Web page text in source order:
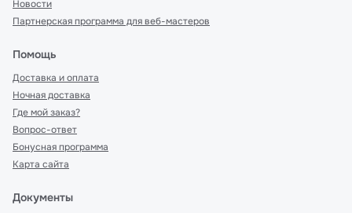
Новости
Партнерская программа для веб-мастеров
Помощь
Доставка и оплата
Ночная доставка
Где мой заказ?
Вопрос-ответ
Бонусная программа
Карта сайта
Документы